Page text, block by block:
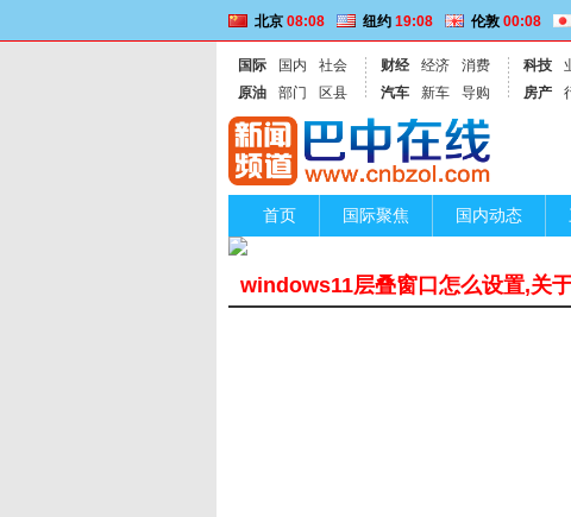
北京 08:08 纽约 19:08 伦敦 00:08
国际 国内
社会
原油
部门 区县
财经 经济
消费
汽车
新车 导购
科技
房产
首页 国际聚焦 国内动态
windows11层叠窗口怎么设置,关